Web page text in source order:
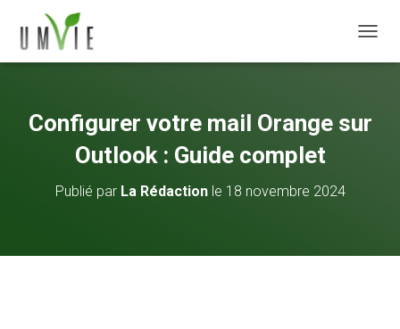
Configurer votre mail Orange sur
Outlook : Guide complet
Publié par La Rédactionle 18 novembre 2024